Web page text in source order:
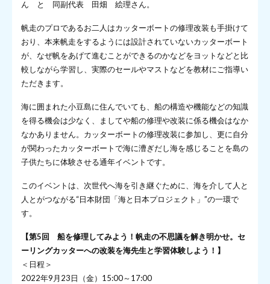
ん と 同副代表 田畑 絵理さん。
帆走のプロであるお二人はカッターボートの修理改装も手掛けて
おり、本来帆走をするようには設計されていないカッターボート
が、なぜ帆をあげて進むことができるのかなどをヨットなどと比
較しながら学習し、実際のセールやマストなどを教材にご指導い
ただきます。
海に囲まれた小豆島に住んでいても、船の構造や機能などの知識
を得る機会は少なく、ましてや船の修理や改装に係る機会はなか
なかありません。カッターボートの修理改装に参加し、更に自分
が関わったカッターボートで海に漕ぎだし海を感じることを島の
子供たちに体験させる通年イベントです。
このイベントは、次世代へ海を引き継ぐために、海を介して人と
人とがつながる“日本財団「海と日本プロジェクト」”の一環で
す。
【第5回 船を修理してみよう！帆走の不思議を解き明かせ。 セ
ーリングカッターへの改装を海先生と学習体験しよう！】
＜日程＞
2022年9月23日（金）15:00～17:00